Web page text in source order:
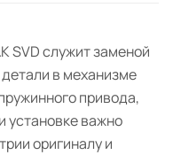
SVD служит заменой
в механизме
привода,
установке важно
оригиналу и